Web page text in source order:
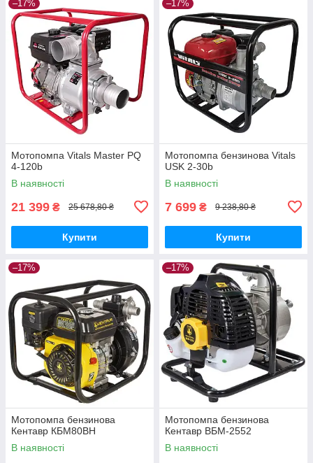
–17%
Мотопомпа Vitals Master PQ
4-120b
В наявності
21 399 ₴ 25 678,80 ₴
Купити
–17%
Мотопомпа бензинова Vitals
USK 2-30b
В наявності
7 699 ₴ 9 238,80 ₴
Купити
–17%
Мотопомпа бензинова
Кентавр КБМ80ВН
В наявності
–17%
Мотопомпа бензинова
Кентавр ВБМ-2552
В наявності